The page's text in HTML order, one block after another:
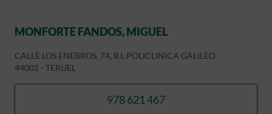
MONFORTE FANDOS, MIGUEL
CALLE LOS ENEBROS, 74, BJ, POLICLINICA GALILEO
44002 - TERUEL
978 621 467
llamar MONFORTE